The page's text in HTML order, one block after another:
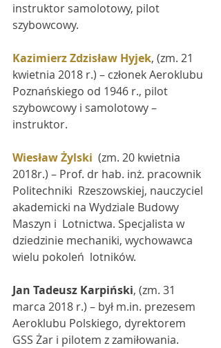
instruktor samolotowy, pilot
szybowcowy.
Kazimierz Zdzisław Hyjek, (zm. 21
kwietnia 2018 r.) – członek Aeroklubu
Poznańskiego od 1946 r., pilot
szybowcowy i samolotowy –
instruktor.
Wiesław Żylski
  (zm. 20 kwietnia
2018r.) – Prof. dr hab. inż. pracownik
Politechniki  Rzeszowskiej, nauczyciel
akademicki na Wydziale Budowy
Maszyn i  Lotnictwa. Specjalista w
dziedzinie mechaniki, wychowawca
wielu pokoleń  lotników.
Jan Tadeusz Karpiński, (zm. 31
marca 2018 r.) – był m.in. prezesem
Aeroklubu Polskiego, dyrektorem
GSS Żar i pilotem z zamiłowania.